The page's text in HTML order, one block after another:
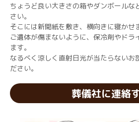
ちょうど良い大きさの箱やダンボールな
さい。
そこには新聞紙を敷き、横向きに寝かせ
ご遺体が傷まないように、保冷剤やドラ
ます。
なるべく涼しく直射日光が当たらないお
ださい。
葬儀社に連絡